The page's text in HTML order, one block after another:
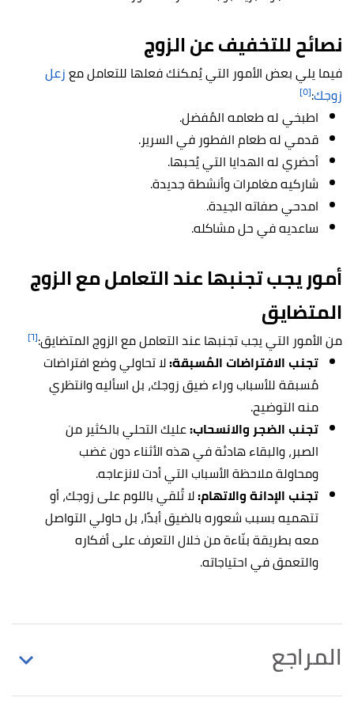
نصائح للتخفيف عن الزوج
فيما يلي بعض الأمور التي يُمكنك فعلها للتعامل معزعل
زوجك:[٥]
اطبخي له طعامه المُفضل.
قدمي له طعام الفطور في السرير.
أحضري له الهدايا التي يُحبها.
شاركيه مغامرات وأنشطة جديدة.
امدحي صفاته الجيدة.
ساعديه في حل مشاكله.
أمور يجب تجنبها عند التعامل مع الزوج
المتضايق
من الأمور التي يجب تجنبها عند التعامل مع الزوج المتضايق:[٦]
تجنب الافتراضات المُسبقة:لا تحاولي وضع افتراضات
مُسبقة للأسباب وراء ضيق زوجك، بل اسأليه وانتظري
منه التوضيح.
تجنب الضجر والانسحاب:عليك التحلي بالكثير من
الصبر، والبقاء هادئة في هذه الأثناء دون غضب
ومحاولة ملاحظة الأسباب التي أدت لانزعاجه.
تجنب الإدانة والاتهام:لا تُلقي باللوم على زوجك، أو
تتهميه بسبب شعوره بالضيق أبدًا، بل حاولي التواصل
معه بطريقة بنّاءة من خلال التعرف على أفكاره
والتعمق في احتياجاته.
المراجع